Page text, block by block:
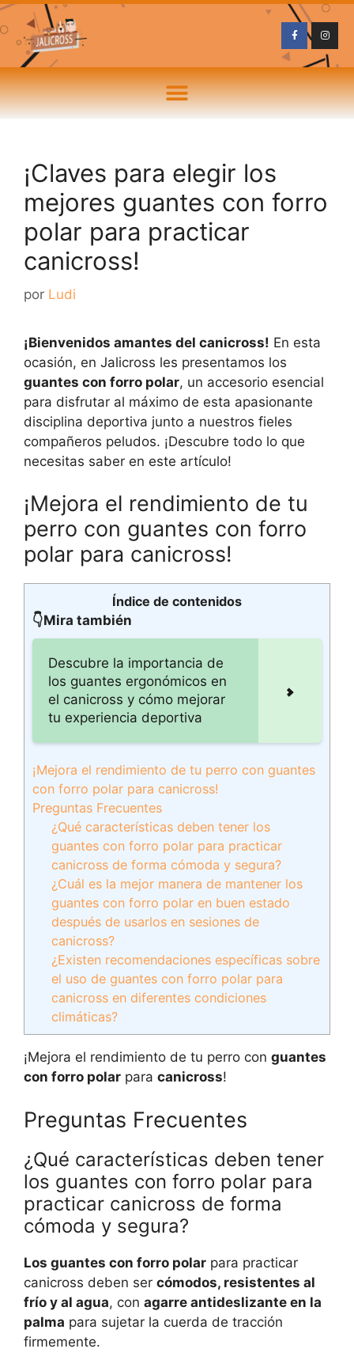
¡Claves para elegir los
mejores guantes con forro
polar para practicar
canicross!
por Ludi
¡Bienvenidos amantes del canicross! En esta
ocasión, en Jalicross les presentamos los
guantes con forro polar, un accesorio esencial
para disfrutar al máximo de esta apasionante
disciplina deportiva junto a nuestros fieles
compañeros peludos. ¡Descubre todo lo que
necesitas saber en este artículo!
¡Mejora el rendimiento de tu
perro con guantes con forro
polar para canicross!
Índice de contenidos
👇Mira también
Descubre la importancia de
los guantes ergonómicos en
el canicross y cómo mejorar
tu experiencia deportiva
¡Mejora el rendimiento de tu perro con guantes
con forro polar para canicross!
Preguntas Frecuentes
¿Qué características deben tener los
guantes con forro polar para practicar
canicross de forma cómoda y segura?
¿Cuál es la mejor manera de mantener los
guantes con forro polar en buen estado
después de usarlos en sesiones de
canicross?
¿Existen recomendaciones específicas sobre
el uso de guantes con forro polar para
canicross en diferentes condiciones
climáticas?
¡Mejora el rendimiento de tu perro con guantes
con forro polar para canicross!
Preguntas Frecuentes
¿Qué características deben tener
los guantes con forro polar para
practicar canicross de forma
cómoda y segura?
Los guantes con forro polar para practicar
canicross deben ser cómodos, resistentes al
frío y al agua, con agarre antideslizante en la
palma para sujetar la cuerda de tracción
firmemente.